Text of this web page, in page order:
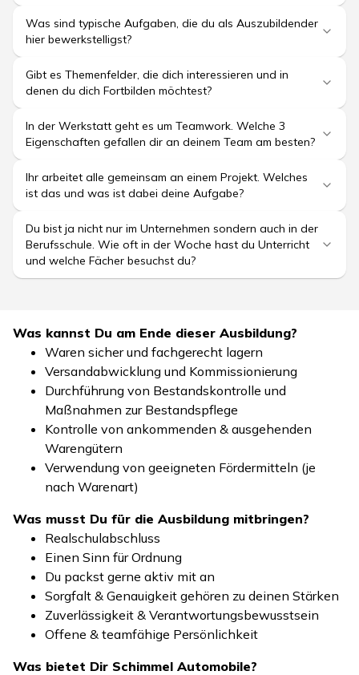
Was sind typische Aufgaben, die du als Auszubildender
hier bewerkstelligst?
Gibt es Themenfelder, die dich interessieren und in
denen du dich Fortbilden möchtest?
In der Werkstatt geht es um Teamwork. Welche 3
Eigenschaften gefallen dir an deinem Team am besten?
Ihr arbeitet alle gemeinsam an einem Projekt. Welches
ist das und was ist dabei deine Aufgabe?
Du bist ja nicht nur im Unternehmen sondern auch in der
Berufsschule. Wie oft in der Woche hast du Unterricht
und welche Fächer besuchst du?
Was kannst Du am Ende dieser Ausbildung?
Waren sicher und fachgerecht lagern
Versandabwicklung und Kommissionierung
Durchführung von Bestandskontrolle und
Maßnahmen zur Bestandspflege
Kontrolle von ankommenden & ausgehenden
Warengütern
Verwendung von geeigneten Fördermitteln (je
nach Warenart)
Was musst Du für die Ausbildung mitbringen?
Realschulabschluss
Einen Sinn für Ordnung
Du packst gerne aktiv mit an
Sorgfalt & Genauigkeit gehören zu deinen Stärken
Zuverlässigkeit & Verantwortungsbewusstsein
Offene & teamfähige Persönlichkeit
Was bietet Dir Schimmel Automobile?